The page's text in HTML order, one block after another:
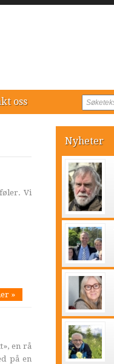
oss
Vi
»
en rå
på en
Nyheter